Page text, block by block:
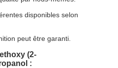
disponibles selon
peut être garanti.
(2-
: